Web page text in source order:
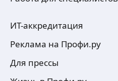
ИТ-аккредитация
Реклама на Профи.ру
Для прессы